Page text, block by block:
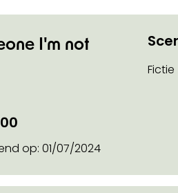
I'm not
Fictie
op: 01/07/2024